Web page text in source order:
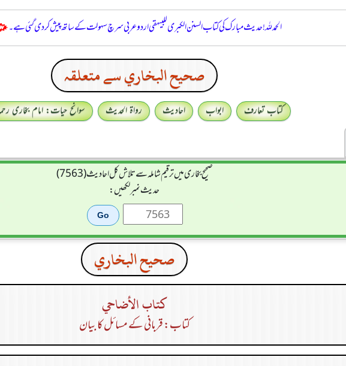
الحمدللہ! حدیث مبارک کی کتاب السنن الكبرى للبيهقي اردو عربی سرچ سہولت کے ساتھ پیش کر دی گئی ہے۔
صحيح البخاري سے متعلقہ
کتاب تعارف ابواب احادیث رواۃ الحدیث
سوانح حیات: امام بخاری
صحیح بخاری میں ترقیم شاملہ سے تلاش کل احادیث (7563)
حدیث نمبر لکھیں:
صحيح البخاري
كتاب الأضاحي
کتاب: قربانی کے مسائل کا بیان